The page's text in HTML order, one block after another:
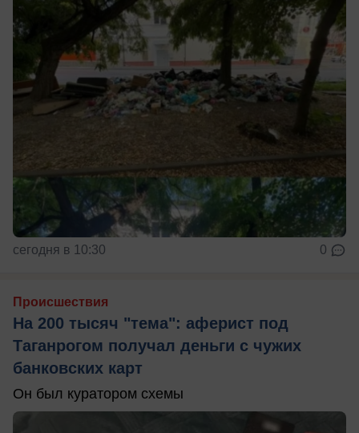
сегодня в 10:30 0
Происшествия
На 200 тысяч "тема": аферист под
Таганрогом получал деньги с чужих
банковских карт
Он был куратором схемы